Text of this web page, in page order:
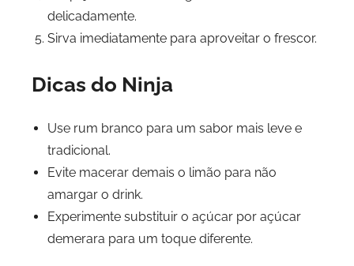
delicadamente.
Sirva imediatamente para aproveitar o frescor.
Dicas do Ninja
Use rum branco para um sabor mais leve e
tradicional.
Evite macerar demais o limão para não
amargar o drink.
Experimente substituir o açúcar por açúcar
demerara para um toque diferente.